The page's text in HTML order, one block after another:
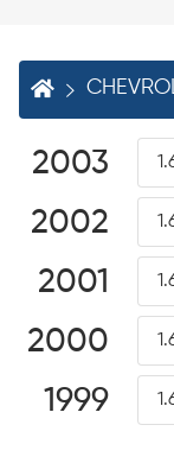
2003
2002
2001
2000
1999